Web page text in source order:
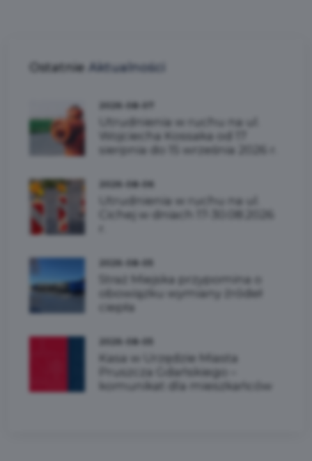
Ostatnie Aktualności
2026-08-07
Utrudnienia w ruchu na ul.
Wojciecha Kossaka od 17
sierpnia do 15 września 2026 r.
2026-08-06
Utrudnienia w ruchu na ul.
Cichej w dniach 17-30.08.2026
2026-08-05
Straż Miejska przypomina o
obowiązku wymiany źródeł
ciepła
2026-08-05
Kasa w Urzędzie Miasta
Pruszcza Gdańskiego –
komunikat dla mieszkańców